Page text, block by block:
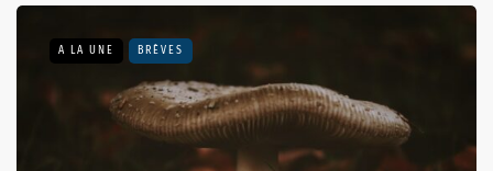
A LA UNE BRÈVES